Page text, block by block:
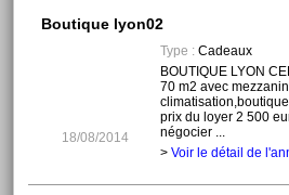
Boutique lyon02
18/08/2014
Type :Cadeaux
BOUTIQUE LYON
70 m2 avec
prix du loyer 2 500
négocier ...
> Voir le détail de